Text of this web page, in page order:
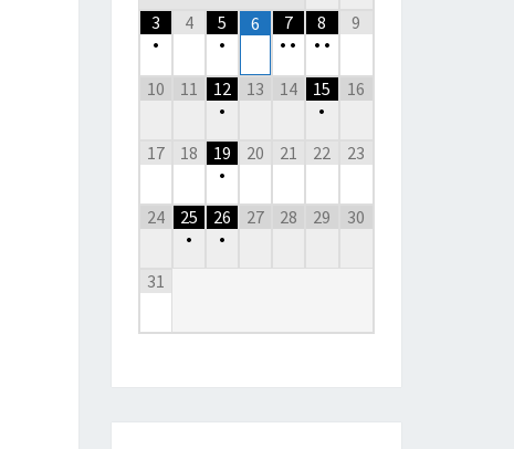
3
•
4
5
•
6
7
• •
8
• •
9
10 11
12
•
13 14
15
•
16
17 18
19
•
20 21 22 23
24
25
•
26
•
27 28 29 30
31